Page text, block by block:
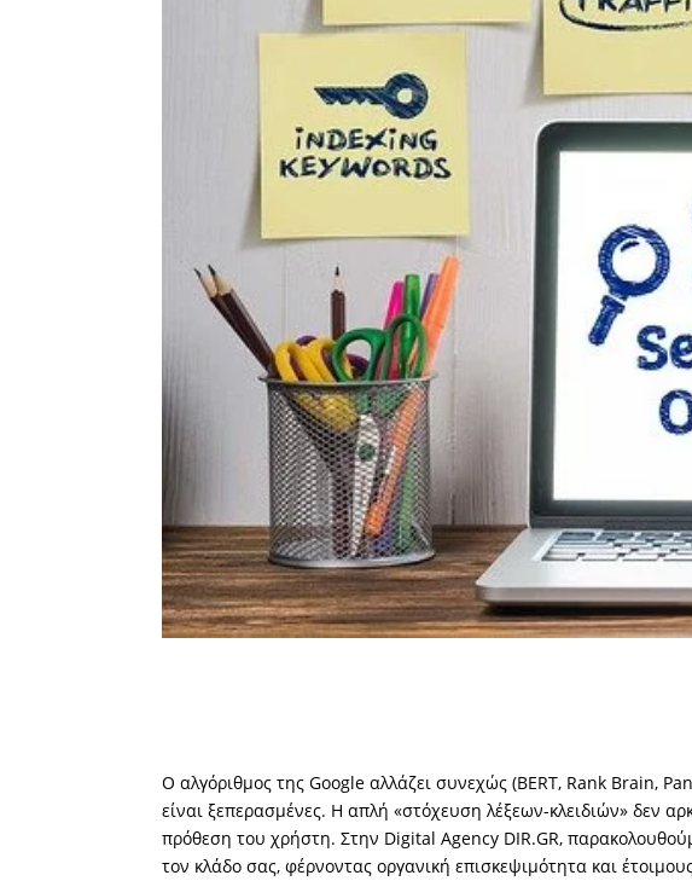
Ο αλγόριθμος της Google αλλάζει συνεχώς (BERT, Rank Brain,
είναι ξεπερασμένες. Η απλή «στόχευση λέξεων-κλειδιών» δεν
πρόθεση του χρήστη. Στην Digital Agency DIR.GR,
τον κλάδο σας, φέρνοντας οργανική επισκεψιμότητα και